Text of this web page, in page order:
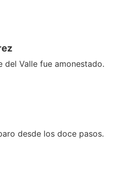
del Valle fue amonestado.
desde los doce pasos.